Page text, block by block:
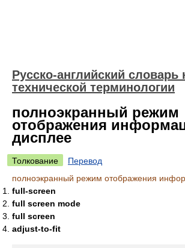
Русско-английский словарь
технической терминологии
полноэкранный режим
отображения
дисплее
Толкование
Перевод
полноэкранный режим отображения
full-screen
full screen mode
full screen
adjust-to-fit